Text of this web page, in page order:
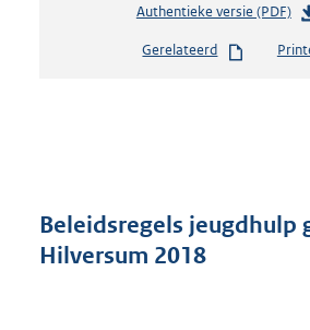
Authentieke versie (PDF)b
s
r
Gerelateerd
Beleidsregels jeugdhulp
Hilversum 2018